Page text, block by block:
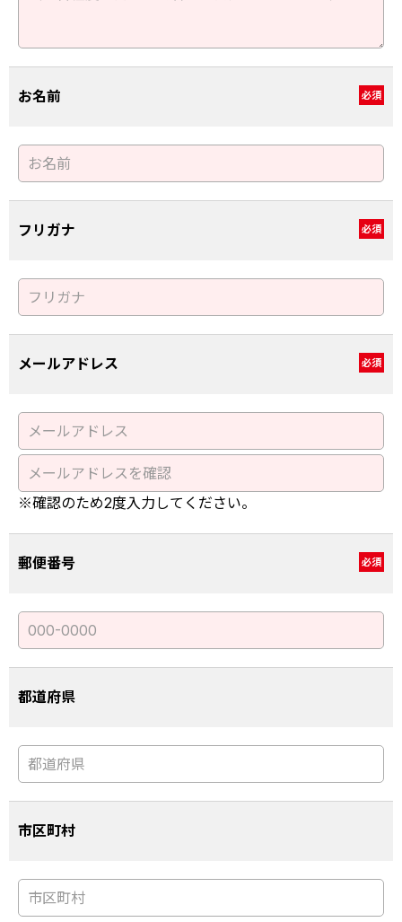
お名前 必須
フリガナ 必須
メールアドレス 必須
※確認のため2度入力してください。
郵便番号 必須
都道府県
市区町村